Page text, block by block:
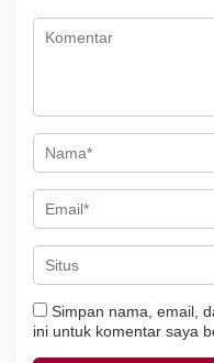
o
Simpan nama, email,
ini untuk komentar saya